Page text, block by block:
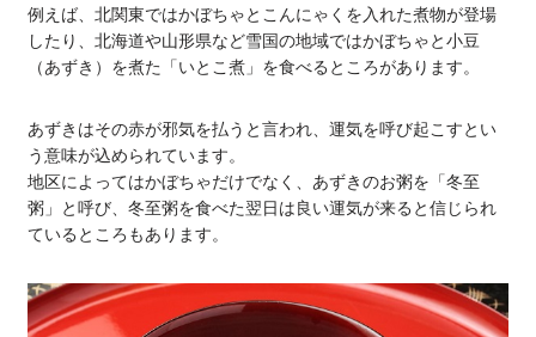
例えば、北関東ではかぼちゃとこんにゃくを入れた煮物が登場
したり、北海道や山形県など雪国の地域ではかぼちゃと小豆
（あずき）を煮た「いとこ煮」を食べるところがあります。
あずきはその赤が邪気を払うと言われ、運気を呼び起こすとい
う意味が込められています。
地区によってはかぼちゃだけでなく、あずきのお粥を「冬至
粥」と呼び、冬至粥を食べた翌日は良い運気が来ると信じられ
ているところもあります。